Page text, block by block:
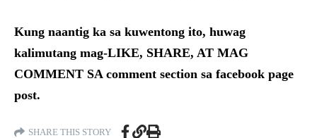
Kung naantig ka sa kuwentong ito, huwag
kalimutang mag-LIKE, SHARE, AT MAG
COMMENT SA comment section sa facebook page
post.
SHARE THIS STORY